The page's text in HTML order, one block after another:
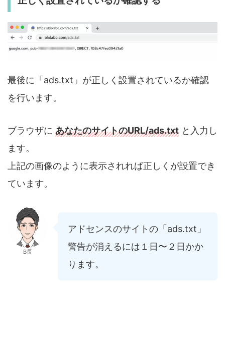
最後に「ads.txt」が正しく設置されているか確認
を行います。
ブラウザに あなたのサイトのURL/ads.txt と入力し
ます。
上記の画像のように表示されれば正しくが設置でき
ています。
B長
アドセンスのサイトの「ads.txt」
警告が消えるには１日〜２日かか
ります。